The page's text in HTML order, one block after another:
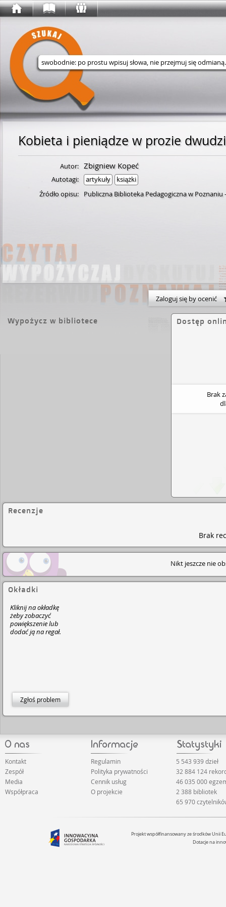
Wyszukaj w serwisie
Kobieta i pieniądze w prozie
Autor: Zbigniew Kopeć
Autotagi: artykuły
książki
Źródło opisu:
Publiczna Biblioteka Pedagogiczna w Poznaniu
Zaloguj się by ocenić
Wypożycz w bibliotece Dostęp
Brak
Recenzje
Brak
Nikt jeszcze nie
Okładki
Kliknij na okładkę
żeby zobaczyć
powiększenie lub
dodać ją na regał.
Zgłoś problem
Kontakt
Zespół
Media
Współpraca
Regulamin
Polityka prywatności
Cennik usług
O projekcie
5 543 939 dzieł
32 884 124
46 035 000
2 388 bibliotek
65 970
Projekt współfinansowany ze środków Unii
Dotacje na